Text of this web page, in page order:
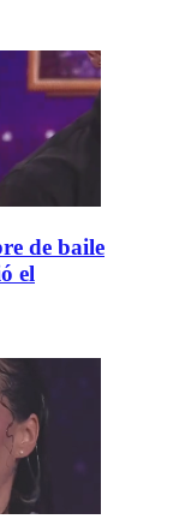
de baile
el